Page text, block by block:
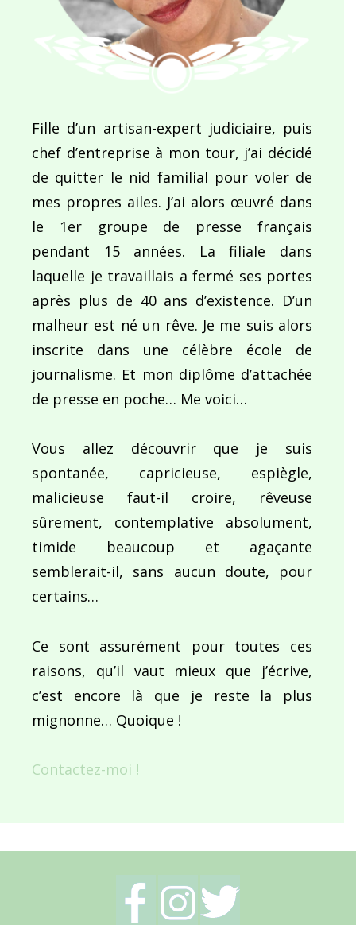
Fille d’un artisan-expert judiciaire, puis
chef d’entreprise à mon tour, j’ai décidé
de quitter le nid familial pour voler de
mes propres ailes. J’ai alors œuvré dans
le 1er groupe de presse français
pendant 15 années. La filiale dans
laquelle je travaillais a fermé ses portes
après plus de 40 ans d’existence. D’un
malheur est né un rêve. Je me suis alors
inscrite dans une célèbre école de
journalisme. Et mon diplôme d’attachée
de presse en poche… Me voici…
Vous allez découvrir que je suis
spontanée, capricieuse, espiègle,
malicieuse faut-il croire, rêveuse
sûrement, contemplative absolument,
timide beaucoup et agaçante
semblerait-il, sans aucun doute, pour
certains…
Ce sont assurément pour toutes ces
raisons, qu’il vaut mieux que j’écrive,
c’est encore là que je reste la plus
mignonne… Quoique !
Contactez-moi !